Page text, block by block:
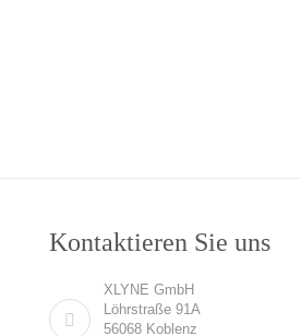
Kontaktieren Sie uns
XLYNE GmbH
Löhrstraße 91A
56068 Koblenz